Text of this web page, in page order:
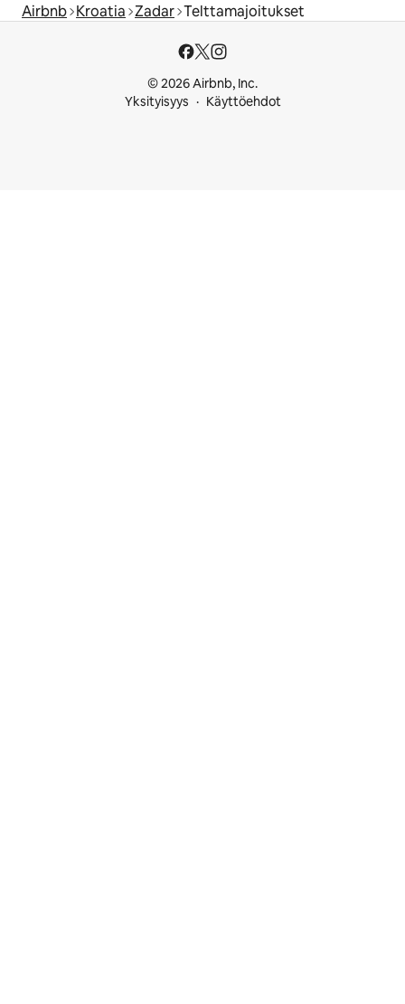
Airbnb Kroatia Zadar Telttamajoitukset
© 2026 Airbnb, Inc.
Yksityisyys
Käyttöehdot